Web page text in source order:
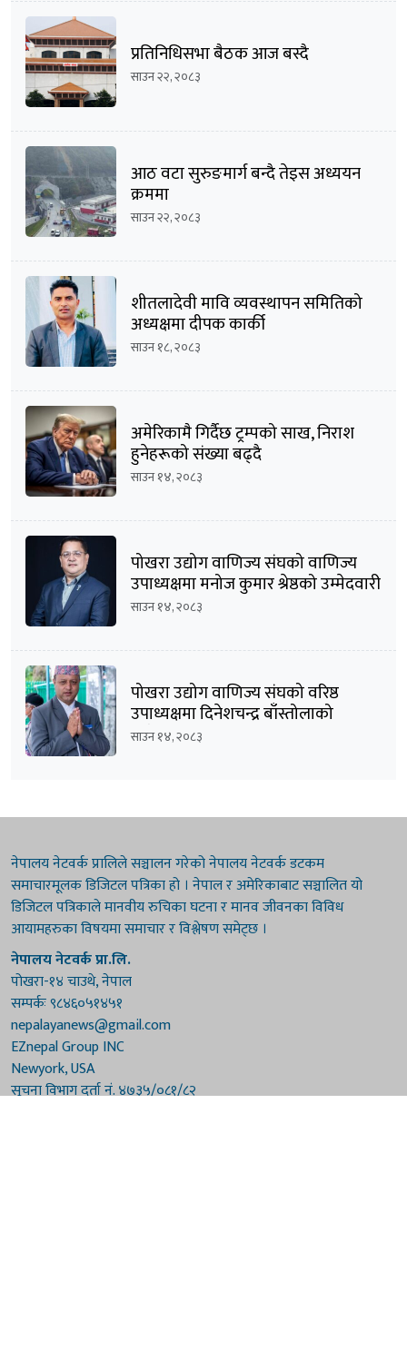
प्रतिनिधिसभा बैठक आज बस्दै
साउन २२, २०८३
आठ वटा सुरुङमार्ग बन्दै तेइस अध्ययन
क्रममा
साउन २२, २०८३
शीतलादेवी मावि व्यवस्थापन समितिको
अध्यक्षमा दीपक कार्की
साउन १८, २०८३
अमेरिकामै गिर्दैछ ट्रम्पको साख, निराश
हुनेहरूको संख्या बढ्दै
साउन १४, २०८३
पोखरा उद्योग वाणिज्य संघको वाणिज्य
उपाध्यक्षमा मनोज कुमार श्रेष्ठको उम्मेदवारी
घोषणा
साउन १४, २०८३
पोखरा उद्योग वाणिज्य संघको वरिष्ठ
उपाध्यक्षमा दिनेशचन्द्र बाँस्तोलाको
उम्मेदवारी घोषणा
साउन १४, २०८३
नेपालय नेटवर्क प्रालिले सञ्चालन गरेको नेपालय नेटवर्क डटकम
समाचारमूलक डिजिटल पत्रिका हो । नेपाल र अमेरिकाबाट सञ्चालित यो
डिजिटल पत्रिकाले मानवीय रुचिका घटना र मानव जीवनका विविध
आयामहरुका विषयमा समाचार र विश्लेषण समेट्छ ।
नेपालय नेटवर्क प्रा.लि.
पोखरा-१४ चाउथे, नेपाल
सम्पर्कः ९८४६०५१४५१
nepalayanews@gmail.com
EZnepal Group INC
Newyork, USA
सूचना विभाग दर्ता नं. ४७३५/०८१/८२